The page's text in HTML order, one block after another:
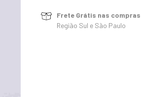
Frete Grátis nas compras
Região Sul e São Paulo